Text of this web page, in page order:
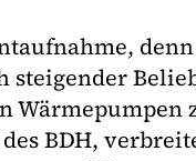
steigender
Wärmepumpen
BDH,